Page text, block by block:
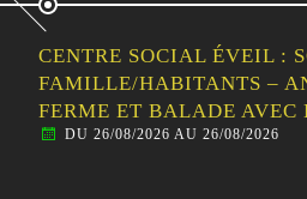
CENTRE SOCIAL ÉVEIL :
FAMILLE/HABITANTS –
FERME ET BALADE AVEC
DU 26/08/2026 AU 26/08/2026